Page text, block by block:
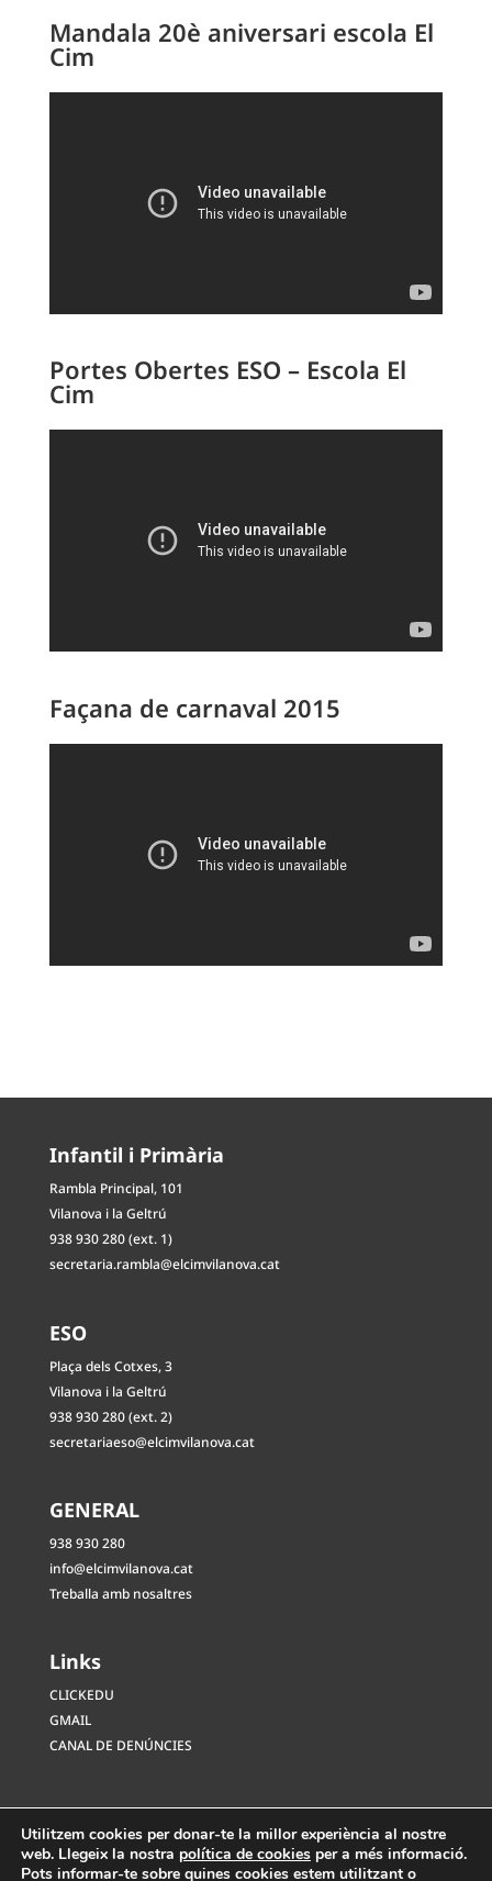
Mandala 20è aniversari escola El
Cim
Portes Obertes ESO – Escola El
Cim
Façana de carnaval 2015
Infantil i Primària
Rambla Principal, 101
Vilanova i la Geltrú
938 930 280 (ext. 1)
secretaria.rambla@elcimvilanova.cat
ESO
Plaça dels Cotxes, 3
Vilanova i la Geltrú
938 930 280 (ext. 2)
secretariaeso@elcimvilanova.cat
GENERAL
938 930 280
info@elcimvilanova.cat
Treballa amb nosaltres
Links
CLICKEDU
GMAIL
CANAL DE DENÚNCIES
Utilitzem cookies per donar-te la millor experiència al nostre
web. Llegeix la nostra política de cookies per a més informació.
Pots informar-te sobre quines cookies estem utilitzant o